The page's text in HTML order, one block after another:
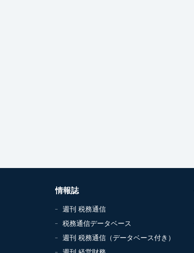
情報誌
週刊 税務通信
税務通信データベース
週刊 税務通信（データベース付き）